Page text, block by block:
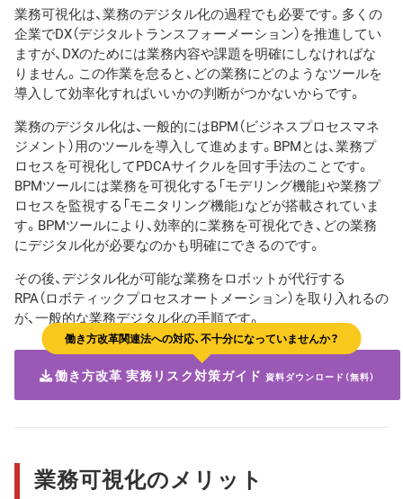
業務可視化は、業務のデジタル化の過程でも必要です。多くの
企業でDX（デジタルトランスフォーメーション）を推進してい
ますが、DXのためには業務内容や課題を明確にしなければな
りません。この作業を怠ると、どの業務にどのようなツールを
導入して効率化すればいいかの判断がつかないからです。
業務のデジタル化は、一般的にはBPM（ビジネスプロセスマネ
ジメント）用のツールを導入して進めます。BPMとは、業務プ
ロセスを可視化してPDCAサイクルを回す手法のことです。
BPMツールには業務を可視化する「モデリング機能」や業務プ
ロセスを監視する「モニタリング機能」などが搭載されていま
す。BPMツールにより、効率的に業務を可視化でき、どの業務
にデジタル化が必要なのかも明確にできるのです。
その後、デジタル化が可能な業務をロボットが代行する
RPA（ロボティックプロセスオートメーション）を取り入れるの
が、一般的な業務デジタル化の手順です。
働き方改革関連法への対応、不十分になっていませんか？
働き方改革 実務リスク対策ガイド 資料ダウンロード（無料）
業務可視化のメリット